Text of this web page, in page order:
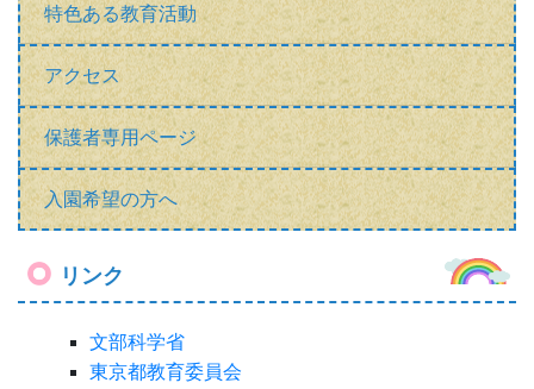
特色ある教育活動
アクセス
保護者専用ページ
入園希望の方へ
リンク
文部科学省
東京都教育委員会